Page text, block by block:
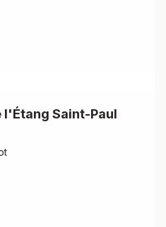
l'Étang Saint-Paul